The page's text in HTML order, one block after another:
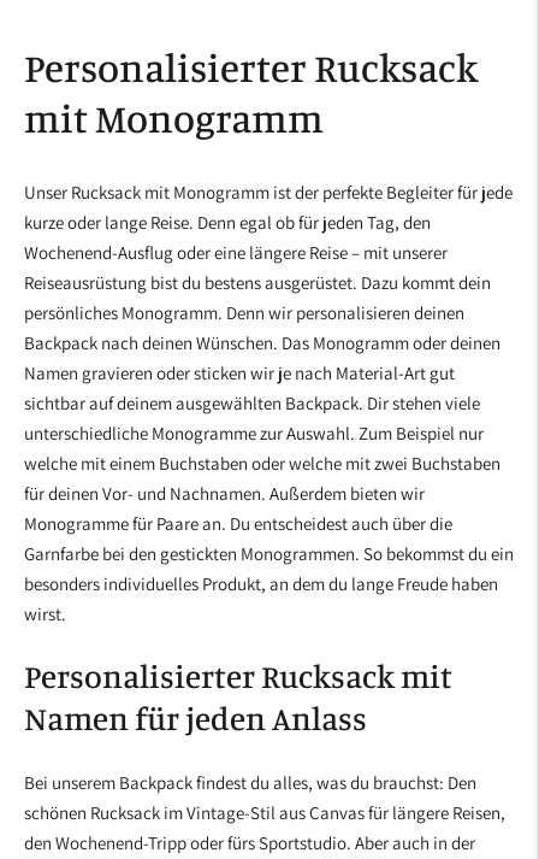
Personalisierter Rucksack
mit Monogramm
Unser Rucksack mit Monogramm ist der perfekte Begleiter für jede
kurze oder lange Reise. Denn egal ob für jeden Tag, den
Wochenend-Ausflug oder eine längere Reise – mit unserer
Reiseausrüstung bist du bestens ausgerüstet. Dazu kommt dein
persönliches Monogramm. Denn wir personalisieren deinen
Backpack nach deinen Wünschen. Das Monogramm oder deinen
Namen gravieren oder sticken wir je nach Material-Art gut
sichtbar auf deinem ausgewählten Backpack. Dir stehen viele
unterschiedliche Monogramme zur Auswahl. Zum Beispiel nur
welche mit einem Buchstaben oder welche mit zwei Buchstaben
für deinen Vor- und Nachnamen. Außerdem bieten wir
Monogramme für Paare an. Du entscheidest auch über die
Garnfarbe bei den gestickten Monogrammen. So bekommst du ein
besonders individuelles Produkt, an dem du lange Freude haben
wirst.
Personalisierter Rucksack mit
Namen für jeden Anlass
Bei unserem Backpack findest du alles, was du brauchst: Den
schönen Rucksack im Vintage-Stil aus Canvas für längere Reisen,
den Wochenend-Tripp oder fürs Sportstudio. Aber auch in der